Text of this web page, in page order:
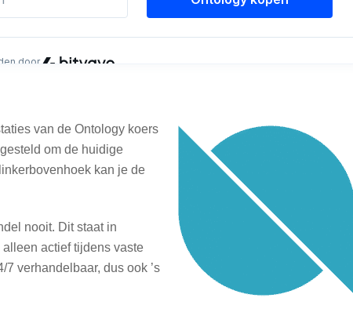
van de Ontology koers
om de huidige
kan je de
nooit. Dit staat in
actief tijdens vaste
verhandelbaar, dus ook ’s